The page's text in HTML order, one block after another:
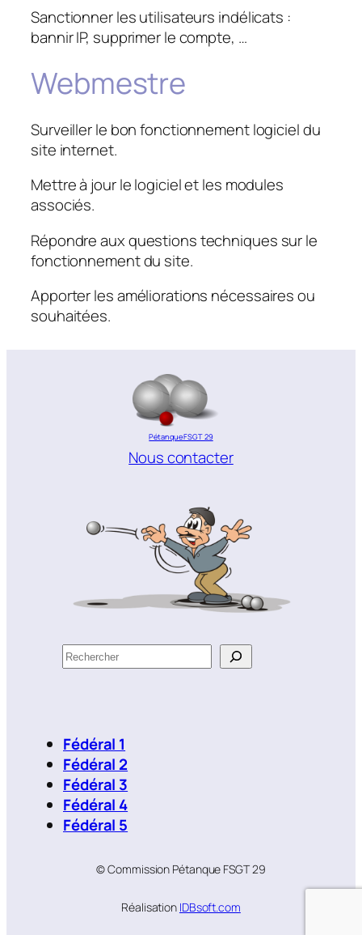
Sanctionner les utilisateurs indélicats :
bannir IP, supprimer le compte, …
Webmestre
Surveiller le bon fonctionnement logiciel du
site internet.
Mettre à jour le logiciel et les modules
associés.
Répondre aux questions techniques sur le
fonctionnement du site.
Apporter les améliorations nécessaires ou
souhaitées.
Pétanque FSGT 29
Nous contacter
Fédéral 1
Fédéral 2
Fédéral 3
Fédéral 4
Fédéral 5
© Commission Pétanque FSGT 29
Réalisation IDBsoft.com